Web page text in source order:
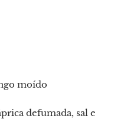
moído
defumada, sal e